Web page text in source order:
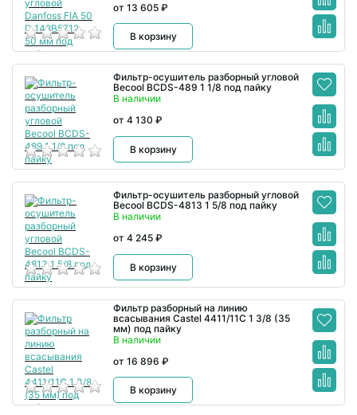
от 13 605 ₽
В корзину
Фильтр-осушитель разборный угловой
Becool BCDS-489 1 1/8 под пайку
В наличии
от 4 130 ₽
В корзину
Фильтр-осушитель разборный угловой
Becool BCDS-4813 1 5/8 под пайку
В наличии
от 4 245 ₽
В корзину
Фильтр разборный на линию
всасывания Castel 4411/11C 1 3/8 (35
мм) под пайку
В наличии
от 16 896 ₽
В корзину